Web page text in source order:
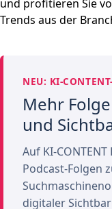
und profitieren Sie
Trends aus der
NEU: KI-
Mehr
und
Auf KI-
Podcast-Folgen
digitaler